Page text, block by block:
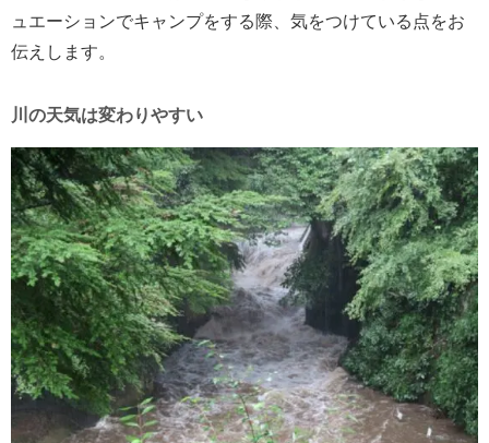
ュエーションでキャンプをする際、気をつけている点をお
伝えします。
川の天気は変わりやすい